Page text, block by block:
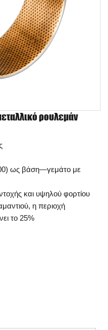
ρουλεμάν
ως βάση—γεμάτο με
και υψηλού φορτίου
η περιοχή
το 25%